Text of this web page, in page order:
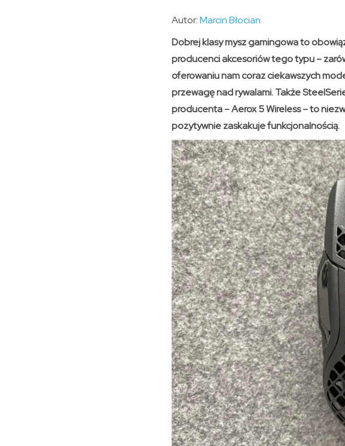
Autor:Marcin Błocian
Dobrej klasy mysz gamingowa to
producenci akcesoriów tego typu –
oferowaniu nam coraz ciekawszych
przewagę nad rywalami. Także
producenta – Aerox 5 Wireless – to
pozytywnie zaskakuje funkcjonalnością.